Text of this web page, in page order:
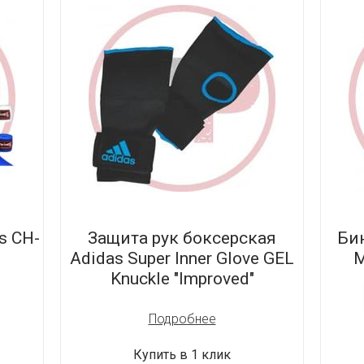
CH-
Защита рук боксерская
Adidas Super Inner Glove GEL
Knuckle "Improved"
Подробнее
Купить в 1 клик